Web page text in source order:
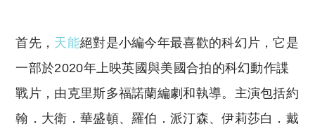
首先， 天能絕對是小編今年最喜歡的科幻片，它是
一部於2020年上映英國與美國合拍的科幻動作諜
戰片，由克里斯多福諾蘭編劇和執導。主演包括約
翰．大衛．華盛頓、羅伯．派汀森、伊莉莎白．戴